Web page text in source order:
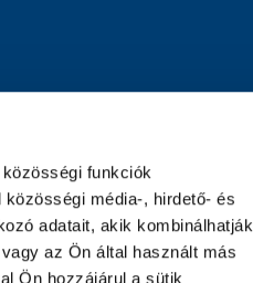
funkciók
média-, hirdető- és
adatait, akik kombinálhatják
az Ön által használt más
Ön hozzájárul a sütik